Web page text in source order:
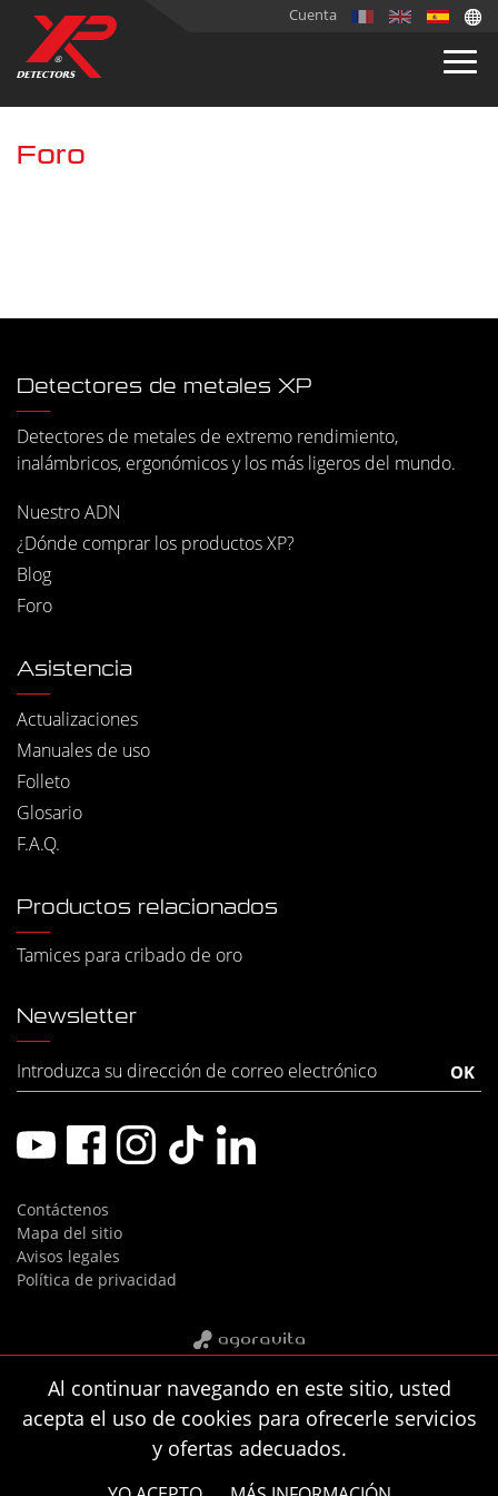
Cuenta
Foro
Al continuar navegando en este sitio, usted
acepta el uso de cookies para ofrecerle servicios
y ofertas adecuados.
Detectores de metales XP
Detectores de metales de extremo rendimiento,
inalámbricos, ergonómicos y los más ligeros del mundo.
Nuestro ADN
¿Dónde comprar los productos XP?
Blog
Foro
Asistencia
Actualizaciones
Manuales de uso
Folleto
Glosario
F.A.Q.
Productos relacionados
Tamices para cribado de oro
Newsletter
Contáctenos
Mapa del sitio
Avisos legales
Política de privacidad